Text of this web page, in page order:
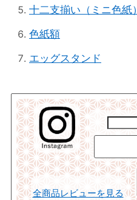
十二支揃い（ミニ色紙）
色紙額
エッグスタンド
全商品レビューを見る